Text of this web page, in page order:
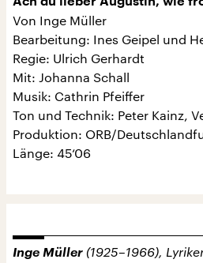
Von Inge Müller
Bearbeitung: Ines Geipel und
Regie: Ulrich Gerhardt
Mit: Johanna Schall
Musik: Cathrin Pfeiffer
Ton und Technik: Peter Kainz,
Produktion: ORB/
Länge: 45‘06
Inge Müller (1925–1966),